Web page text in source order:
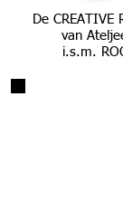
De CREATIVE
van
i.s.m.